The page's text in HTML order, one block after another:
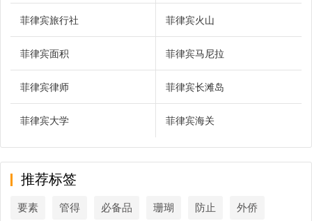
菲律宾旅行社 菲律宾火山
菲律宾面积 菲律宾马尼拉
菲律宾律师 菲律宾长滩岛
菲律宾大学 菲律宾海关
推荐标签
要素 管得 必备品 珊瑚 防止 外侨